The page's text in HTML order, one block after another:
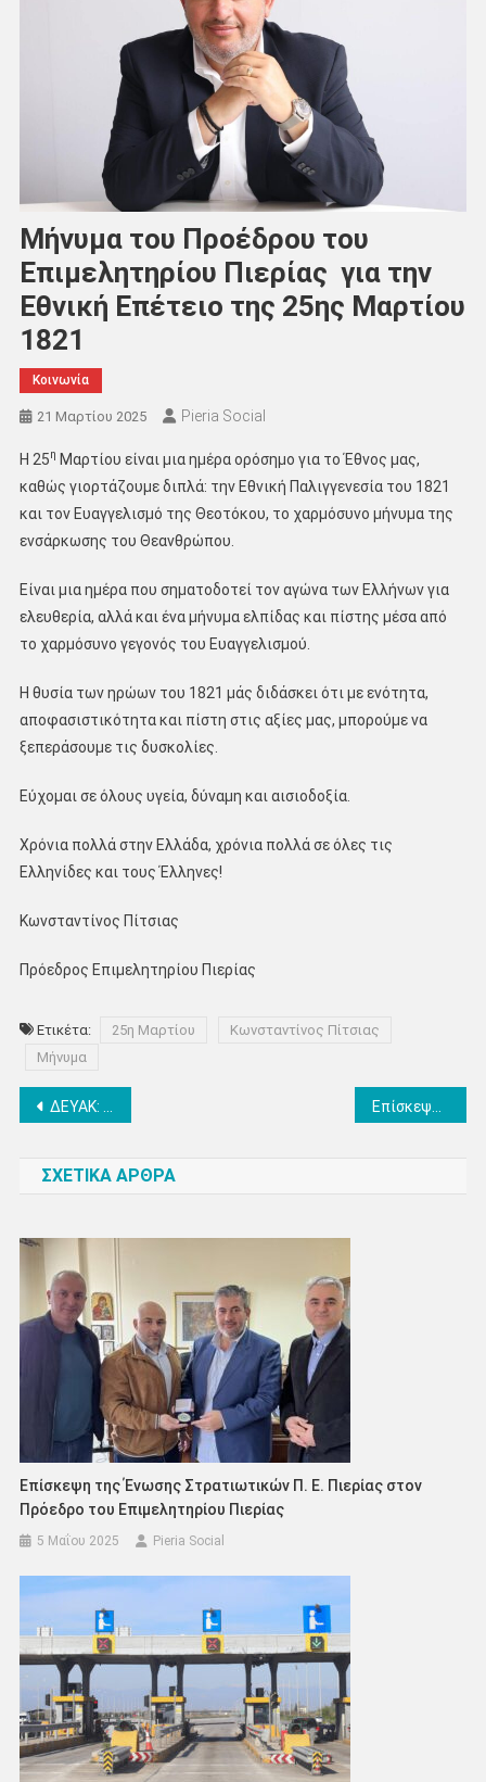
Μήνυμα του Προέδρου του
Επιμελητηρίου Πιερίας για την
Εθνική Επέτειο της 25ης Μαρτίου
1821
Κοινωνία
21 Μαρτίου 2025 Pieria Social
Η 25η Μαρτίου είναι μια ημέρα ορόσημο για το Έθνος μας,
καθώς γιορτάζουμε διπλά: την Εθνική Παλιγγενεσία του 1821
και τον Ευαγγελισμό της Θεοτόκου, το χαρμόσυνο μήνυμα της
ενσάρκωσης του Θεανθρώπου.
Είναι μια ημέρα που σηματοδοτεί τον αγώνα των Ελλήνων για
ελευθερία, αλλά και ένα μήνυμα ελπίδας και πίστης μέσα από
το χαρμόσυνο γεγονός του Ευαγγελισμού.
Η θυσία των ηρώων του 1821 μάς διδάσκει ότι με ενότητα,
αποφασιστικότητα και πίστη στις αξίες μας, μπορούμε να
ξεπεράσουμε τις δυσκολίες.
Εύχομαι σε όλους υγεία, δύναμη και αισιοδοξία.
Χρόνια πολλά στην Ελλάδα, χρόνια πολλά σε όλες τις
Ελληνίδες και τους Έλληνες!
Κωνσταντίνος Πίτσιας
Πρόεδρος Επιμελητηρίου Πιερίας
Ετικέτα: 25η Μαρτίου
Κωνσταντίνος Πίτσιας
Μήνυμα
Πλοήγηση
ΔΕΥΑΚ: Ενημερωτικές δράσεις για την Παγκόσμια Ημέρα Νερού
ΣΧΕΤΙΚΑ ΑΡΘΡΑ
Επίσκεψη της Ένωσης Στρατιωτικών Π. Ε. Πιερίας στον
Πρόεδρο του Επιμελητηρίου Πιερίας
5 Μαΐου 2025 Pieria Social